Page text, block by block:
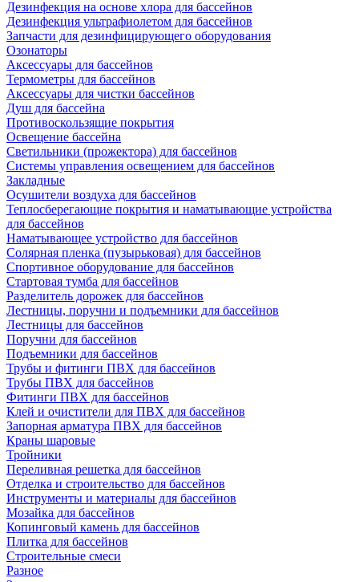
Дезинфекция на основе хлора для бассейнов
Дезинфекция ультрафиолетом для бассейнов
Запчасти для дезинфицирующего оборудования
Озонаторы
Аксессуары для бассейнов
Термометры для бассейнов
Аксессуары для чистки бассейнов
Душ для бассейна
Противоскользящие покрытия
Освещение бассейна
Светильники (прожектора) для бассейнов
Системы управления освещением для бассейнов
Закладные
Осушители воздуха для бассейнов
Теплосберегающие покрытия и наматывающие устройства
для бассейнов
Наматывающее устройство для бассейнов
Солярная пленка (пузырьковая) для бассейнов
Спортивное оборудование для бассейнов
Стартовая тумба для бассейнов
Разделитель дорожек для бассейнов
Лестницы, поручни и подъемники для бассейнов
Лестницы для бассейнов
Поручни для бассейнов
Подъемники для бассейнов
Трубы и фитинги ПВХ для бассейнов
Трубы ПВХ для бассейнов
Фитинги ПВХ для бассейнов
Клей и очистители для ПВХ для бассейнов
Запорная арматура ПВХ для бассейнов
Краны шаровые
Тройники
Переливная решетка для бассейнов
Отделка и строительство для бассейнов
Инструменты и материалы для бассейнов
Мозайка для бассейнов
Копинговый камень для бассейнов
Плитка для бассейнов
Строительные смеси
Разное